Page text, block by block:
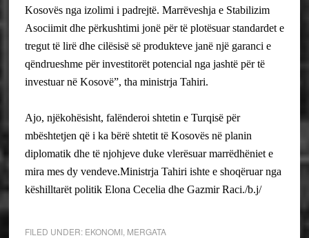
Kosovës nga izolimi i padrejtë. Marrëveshja e Stabilizim
Asociimit dhe përkushtimi jonë për të plotësuar standardet e
tregut të lirë dhe cilësisë së produkteve janë një garanci e
qëndrueshme për investitorët potencial nga jashtë për të
investuar në Kosovë”, tha ministrja Tahiri.
Ajo, njëkohësisht, falënderoi shtetin e Turqisë për
mbështetjen që i ka bërë shtetit të Kosovës në planin
diplomatik dhe të njohjeve duke vlerësuar marrëdhëniet e
mira mes dy vendeve.Ministrja Tahiri ishte e shoqëruar nga
këshilltarët politik Elona Cecelia dhe Gazmir Raci./b.j/
FILED UNDER: EKONOMI, MERGATA